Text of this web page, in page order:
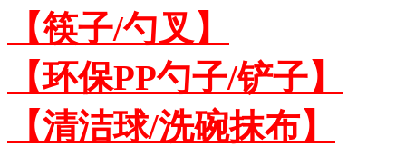
【筷子/勺叉】
【环保PP勺子/铲子】
【清洁球/洗碗抹布】